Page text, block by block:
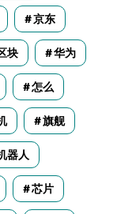
京东
块 华为
怎么
旗舰
器人
芯片